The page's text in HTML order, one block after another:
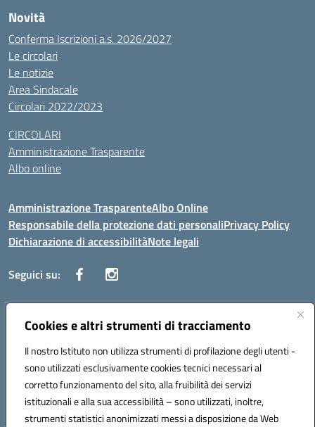
Cookies e altri strumenti di tracciamento
Il nostro Istituto non utilizza strumenti di profilazione degli utenti -
sono utilizzati esclusivamente cookies tecnici necessari al
corretto funzionamento del sito, alla fruibilità dei servizi
istituzionali e alla sua accessibilità – sono utilizzati, inoltre,
strumenti statistici anonimizzati messi a disposizione da Web
Novità
Conferma Iscrizioni a.s. 2026/2027
Le circolari
Le notizie
Area Sindacale
Circolari 2022/2023
CIRCOLARI
Amministrazione Trasparente
Albo online
Amministrazione TrasparenteAlbo Online
Responsabile della protezione dati personaliPrivacy Policy
Dichiarazione di accessibilitàNote legali
Seguici su:
Indirizzo:Corso Vittorio Emanuele, 27 90133 - Palermo
Posta elettronica certificata (PEC):pais03600r@pec.istruzione.it
Codice fiscale: 97308550827
Codice meccanografico: PAIS03600R